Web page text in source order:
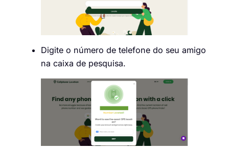
Digite o número de telefone do seu amigo
na caixa de pesquisa.